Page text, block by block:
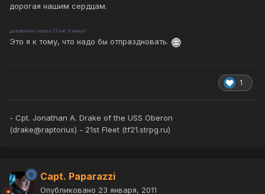
дорогая нашим сердцам.
добавлено через 21 час 6 минут
Это я к тому, что надо бы отпраздновать.
1
- Cpt. Jonathan A. Drake of the USS Oberon
(drake@raptorius) - 21st Fleet (tf21.strpg.ru)
Capt. Paparazzi
Опубликовано 23 января, 2011